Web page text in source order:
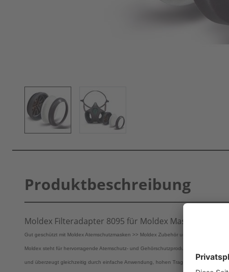
Produktbeschreibung
Moldex Filteradapter 8095 für Moldex Masken der
Gut geschützt mit Moldex Atemschutzmasken >> Moldex Zubehör und Moldex
Moldex steht für hervorragende Atemschutz- und Gehörschutzprodukte. Moldex
und überzeugt gleichzeitig durch einfache Anwendung, hohen Tragekomfort und